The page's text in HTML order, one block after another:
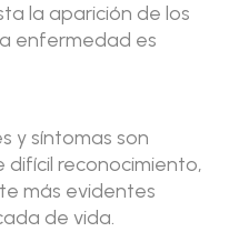
la aparición de los
enfermedad es
y síntomas son
reconocimiento,
más evidentes
de vida.